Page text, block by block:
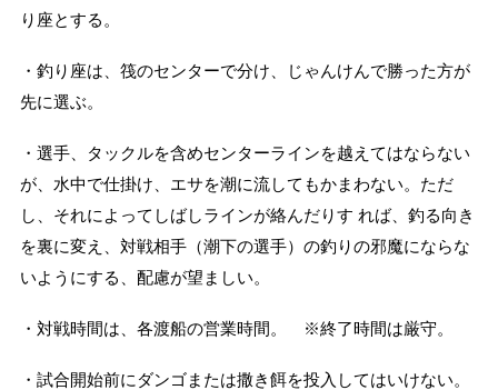
り座とする。
・釣り座は、筏のセンターで分け、じゃんけんで勝った方が
先に選ぶ。
・選手、タックルを含めセンターラインを越えてはならない
が、水中で仕掛け、エサを潮に流してもかまわない。ただ
し、それによってしばしラインが絡んだりす れば、釣る向き
を裏に変え、対戦相手（潮下の選手）の釣りの邪魔にならな
いようにする、配慮が望ましい。
・対戦時間は、各渡船の営業時間。 ※終了時間は厳守。
・試合開始前にダンゴまたは撒き餌を投入してはいけない。